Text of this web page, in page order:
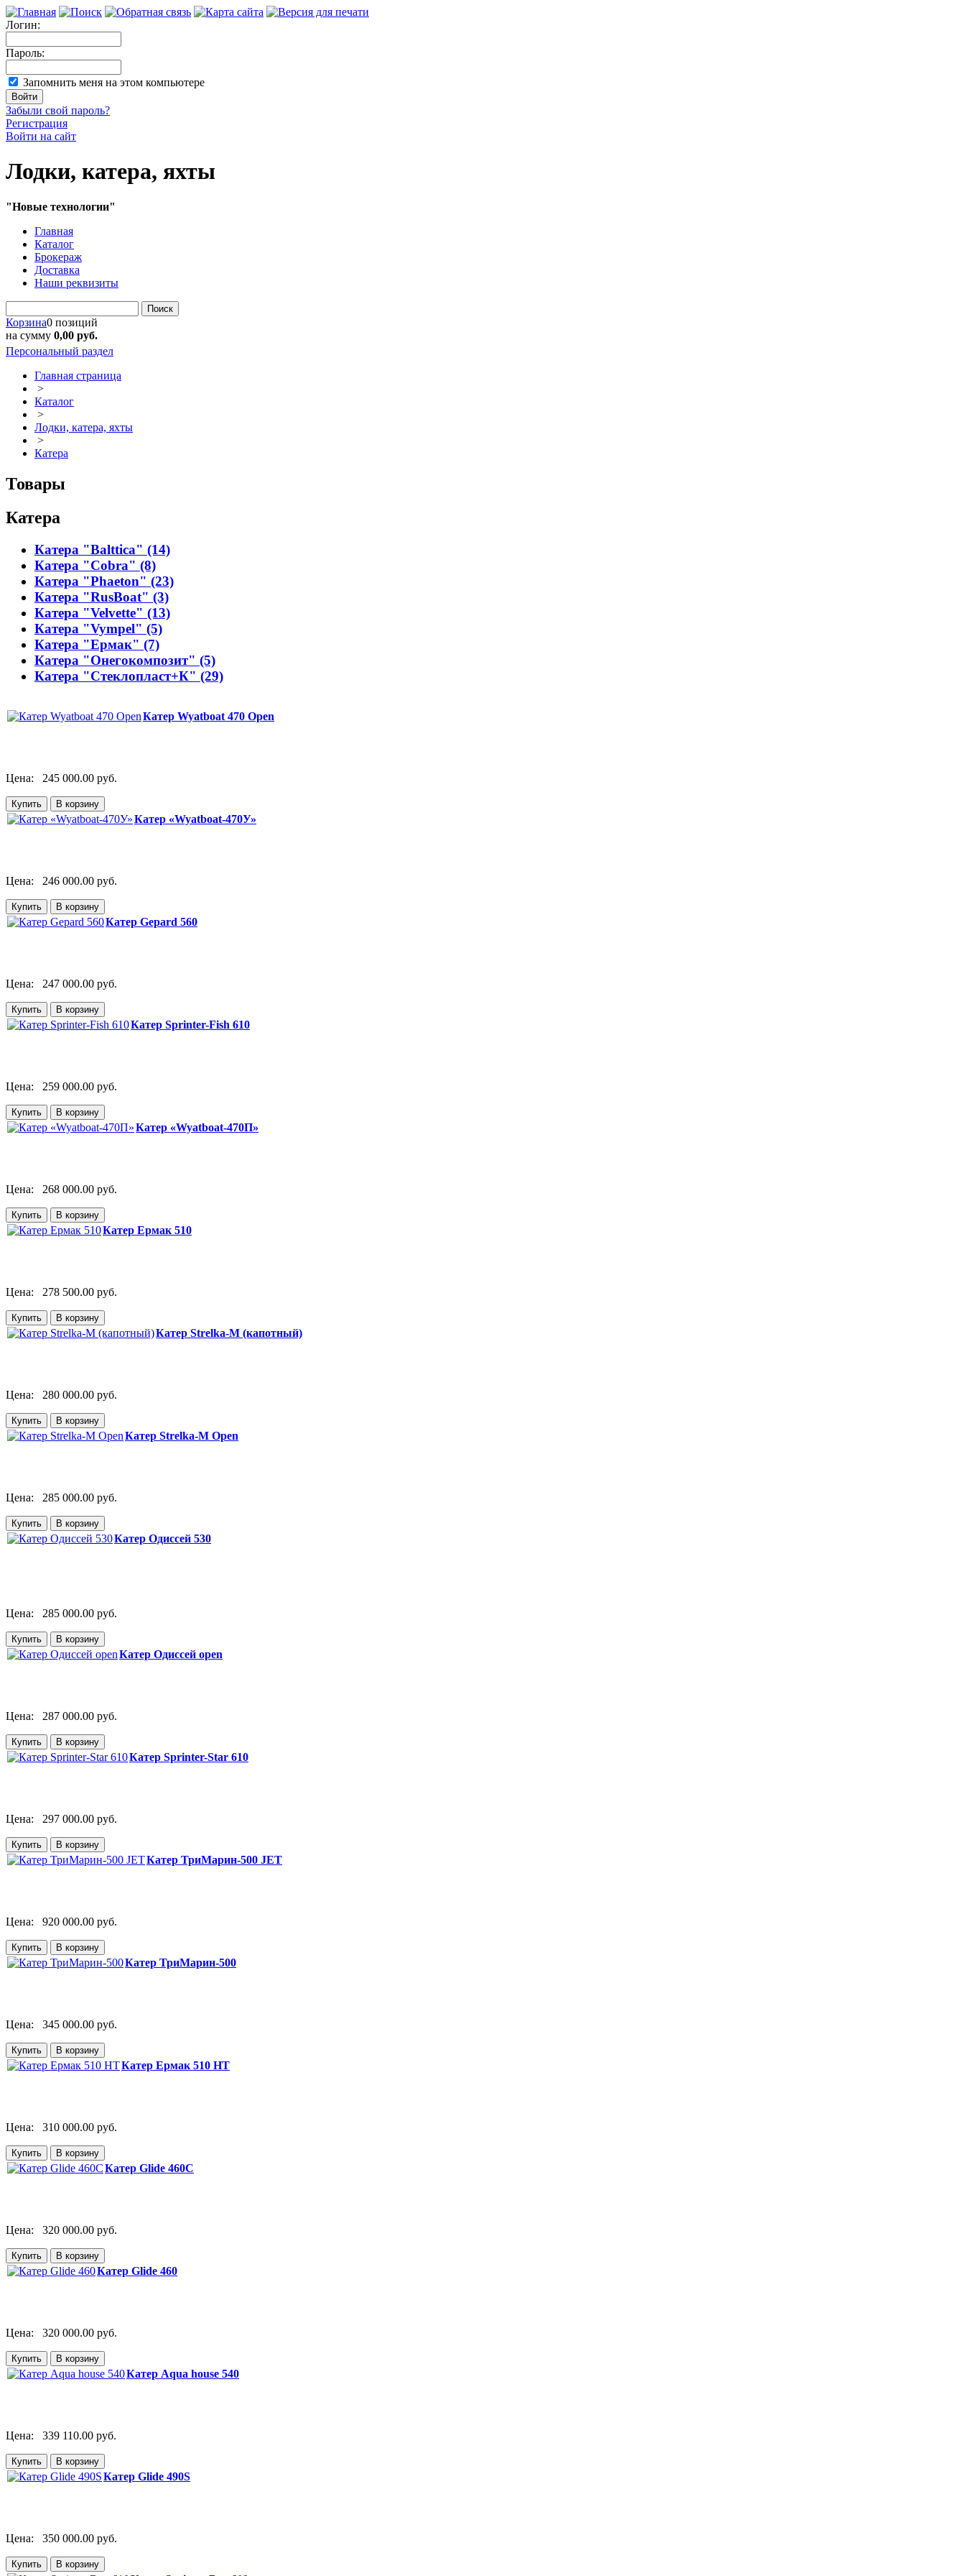
Логин:
Пароль:
Запомнить меня на этом компьютере
Забыли свой пароль?
Регистрация
Войти на сайт
Лодки, катера, яхты
"Новые технологии"
Главная
Каталог
Брокераж
Доставка
Наши реквизиты
Поиск
Корзина0 позиций
на сумму 0,00 руб.
Персональный раздел
Главная страница
>
Каталог
>
Лодки, катера, яхты
>
Катера
Товары
Катера
Катера "Balttica" (14)
Катера "Cobra" (8)
Катера "Phaeton" (23)
Катера "RusBoat" (3)
Катера "Velvette" (13)
Катера "Vympel" (5)
Катера "Ермак" (7)
Катера "Онегокомпозит" (5)
Катера "Стеклопласт+К" (29)
Катер Wyatboat 470 Open
Цена: 245 000.00 руб.
Катер «Wyatboat-470У»
Цена: 246 000.00 руб.
Катер Gepard 560
Цена: 247 000.00 руб.
Катер Sprinter-Fish 610
Цена: 259 000.00 руб.
Катер «Wyatboat-470П»
Цена: 268 000.00 руб.
Катер Ермак 510
Цена: 278 500.00 руб.
Катер Strelka-M (капотный)
Цена: 280 000.00 руб.
Катер Strelka-M Open
Цена: 285 000.00 руб.
Катер Одиссей 530
Цена: 285 000.00 руб.
Катер Одиссей open
Цена: 287 000.00 руб.
Катер Sprinter-Star 610
Цена: 297 000.00 руб.
Катер ТриМарин-500 JET
Цена: 920 000.00 руб.
Катер ТриМарин-500
Цена: 345 000.00 руб.
Катер Ермак 510 HT
Цена: 310 000.00 руб.
Катер Glide 460C
Цена: 320 000.00 руб.
Катер Glide 460
Цена: 320 000.00 руб.
Катер Aqua house 540
Цена: 339 110.00 руб.
Катер Glide 490S
Цена: 350 000.00 руб.